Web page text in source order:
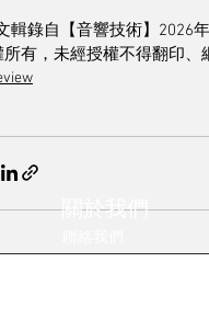
輯錄自【音響技術】2026
所有，未經授權不得翻印、
關於我們